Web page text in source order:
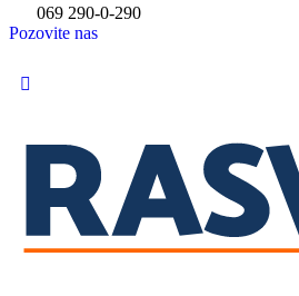
069 290-0-290
Pozovite nas